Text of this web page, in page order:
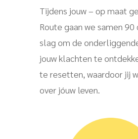
Tijdens jouw – op maat
Route gaan we samen 90
slag om de
jouw klachten te
te resetten, waardoor jij
over jóuw leven.